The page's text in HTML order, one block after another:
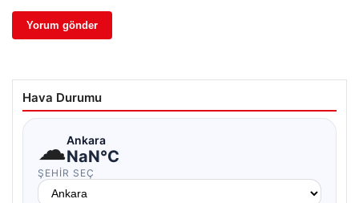
Hava Durumu
☁Ankara
NaN°C
ŞEHIR SEÇ